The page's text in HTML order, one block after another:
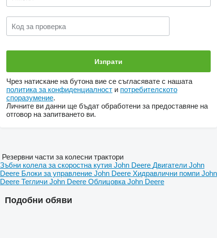
Чрез натискане на бутона вие се съгласявате с нашата
политика за конфиденциалност и потребителското
споразумение.
Личните ви данни ще бъдат обработени за предоставяне на
отговор на запитването ви.
Подобни обяви
Резервни части за колесни трактори
Зъбни колела за скоростна кутия John Deere Двигатели John
Deere Блоки за управление John Deere Хидравлични помпи John
Deere Тегличи John Deere Облицовка John Deere